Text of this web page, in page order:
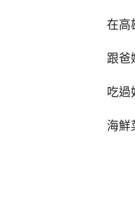
在高
跟爸
吃過
海鮮